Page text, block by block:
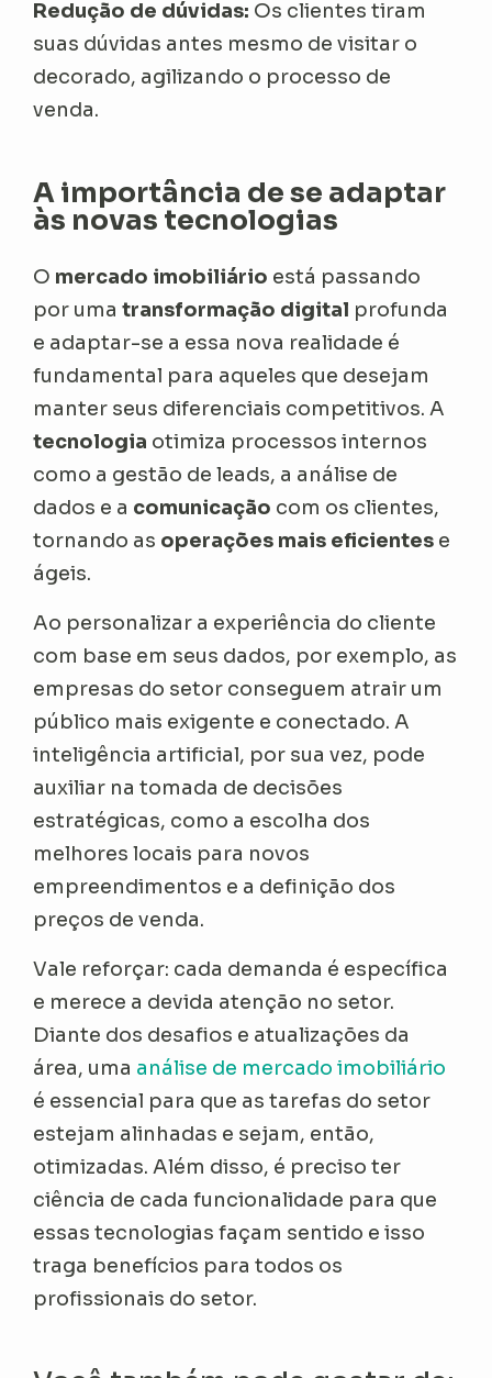
Redução de dúvidas: Os clientes tiram
suas dúvidas antes mesmo de visitar o
decorado, agilizando o processo de
venda.
A importância de se adaptar
às novas tecnologias
O mercado imobiliário está passando
por umatransformação digital profunda
e adaptar-se a essa nova realidade é
fundamental para aqueles que desejam
manter seus diferenciais competitivos. A
tecnologia otimiza processos internos
como a gestão de leads, a análise de
dados e a comunicação com os clientes,
tornando as operações mais eficientes e
ágeis.
Ao personalizar a experiência do cliente
com base em seus dados, por exemplo, as
empresas do setor conseguem atrair um
público mais exigente e conectado. A
inteligência artificial, por sua vez, pode
auxiliar na tomada de decisões
estratégicas, como a escolha dos
melhores locais para novos
empreendimentos e a definição dos
preços de venda.
Vale reforçar: cada demanda é específica
e merece a devida atenção no setor.
Diante dos desafios e atualizações da
área, uma análise de mercado imobiliário
é essencial para que as tarefas do setor
estejam alinhadas e sejam, então,
otimizadas. Além disso, é preciso ter
ciência de cada funcionalidade para que
essas tecnologias façam sentido e isso
traga benefícios para todos os
profissionais do setor.